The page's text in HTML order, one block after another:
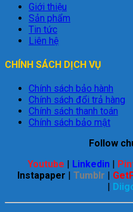
Giới thiệu
Sản phẩm
Tin tức
Liên hệ
CHÍNH SÁCH DỊCH VỤ
Chính sách bảo hành
Chính sách đổi trả hàng
Chính sách thanh toán
Chính sách bảo mật
Follow
Youtube
Linkedin
Instapaper
Tumblr